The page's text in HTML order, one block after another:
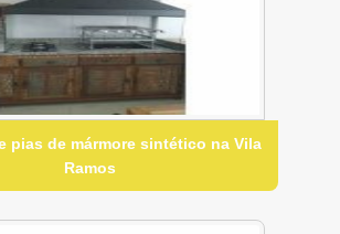
pias de mármore sintético na Vila
Ramos